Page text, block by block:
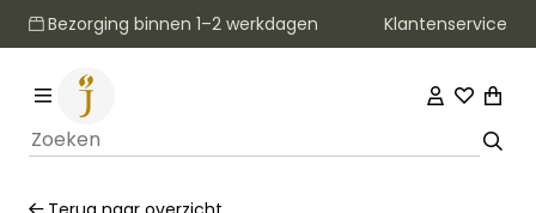
Bezorging binnen 1–2 werkdagen Klantenservice